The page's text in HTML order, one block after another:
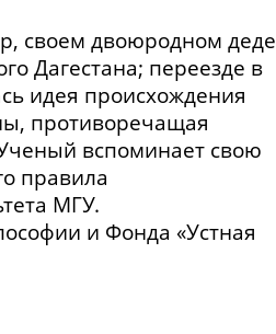
своем двоюродном деде
Дагестана; переезде в
идея происхождения
противоречащая
вспоминает свою
правила
МГУ.
и Фонда «Устная